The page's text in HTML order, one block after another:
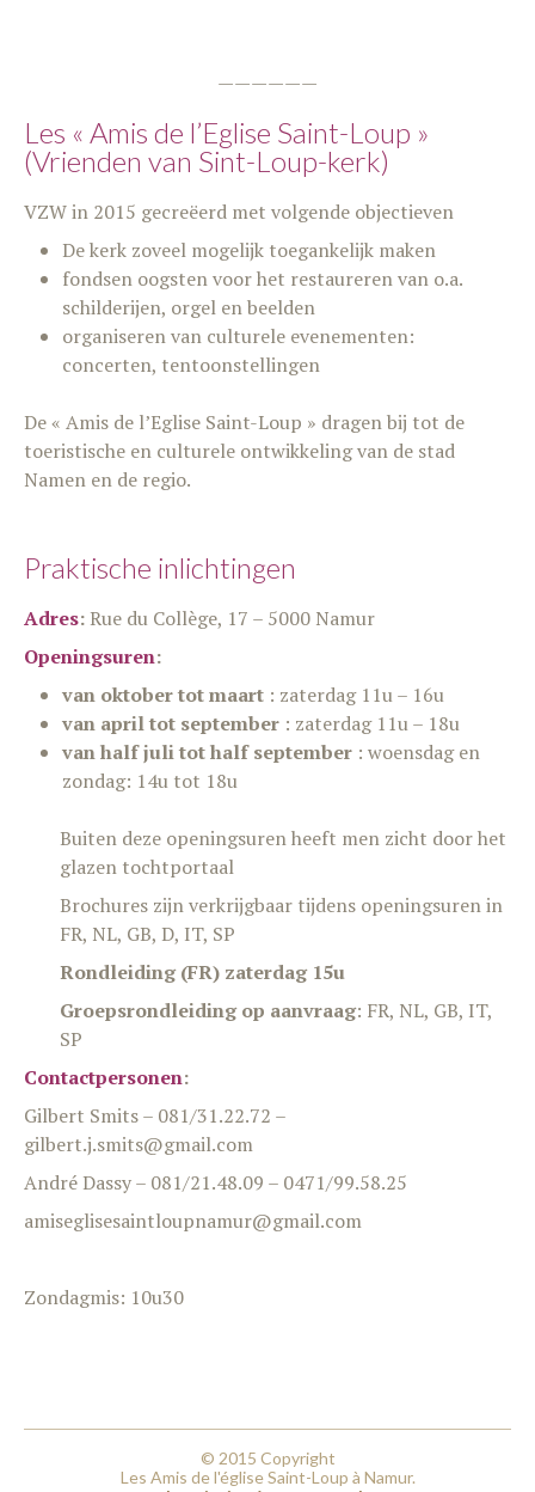
——————
Les « Amis de l’Eglise Saint-Loup »
(Vrienden van Sint-Loup-kerk)
VZW in 2015 gecreëerd met volgende objectieven
De kerk zoveel mogelijk toegankelijk maken
fondsen oogsten voor het restaureren van o.a.
schilderijen, orgel en beelden
organiseren van culturele evenementen:
concerten, tentoonstellingen
De « Amis de l’Eglise Saint-Loup » dragen bij tot de
toeristische en culturele ontwikkeling van de stad
Namen en de regio.
Praktische inlichtingen
Adres: Rue du Collège, 17 – 5000 Namur
Openingsuren:
van oktober tot maart : zaterdag 11u – 16u
van april tot september : zaterdag 11u – 18u
van half juli tot half september : woensdag en
zondag: 14u tot 18u
Buiten deze openingsuren heeft men zicht door het
glazen tochtportaal
Brochures zijn verkrijgbaar tijdens openingsuren in
FR, NL, GB, D, IT, SP
Rondleiding (FR) zaterdag 15u
Groepsrondleiding op aanvraag: FR, NL, GB, IT,
SP
Contactpersonen:
Gilbert Smits – 081/31.22.72 –
gilbert.j.smits@gmail.com
André Dassy – 081/21.48.09 – 0471/99.58.25
amiseglisesaintloupnamur@gmail.com
Zondagmis: 10u30
© 2015 Copyright
Les Amis de l'église Saint-Loup à Namur.